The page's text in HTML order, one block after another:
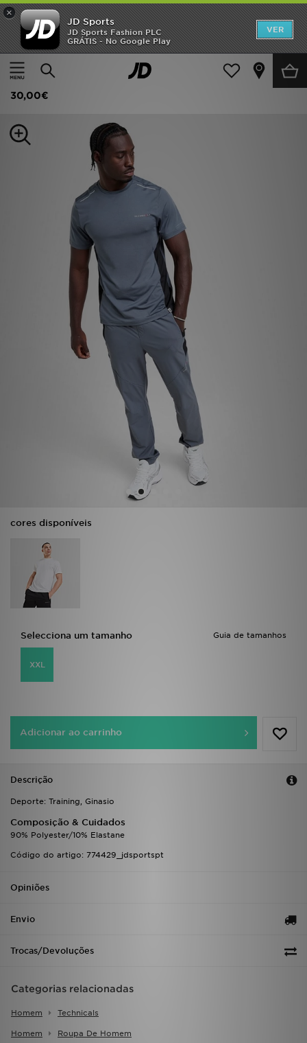
×
JD Sports
JD Sports Fashion PLC
GRÁTIS - No Google Play
VER
Página principal
Homem Roupa de Homem T-Shirts
Technicals T-Shirt Nopeus
30,00€
cores disponíveis
Guia de tamanhos
Selecciona um tamanho
XXL
Adicionar ao carrinho
Descrição
Deporte: Training, Ginasio
Composição & Cuidados
90% Polyester/10% Elastane
Código do artigo: 774429_jdsportspt
Opiniões
Envio
Trocas/Devoluções
Categorias relacionadas
Homem Technicals
Homem Roupa De Homem
INÍCIO
Promoções
MULHER
FUTEBOL JD
VER MARCAS
LOCALIZADOR DE LOJAS
ESTADO DO TEU PEDIDO
ATENÇÃO AO CLIENTE
FAZ DOWNLOAD DA APP
TRABALHA CONNOSCO